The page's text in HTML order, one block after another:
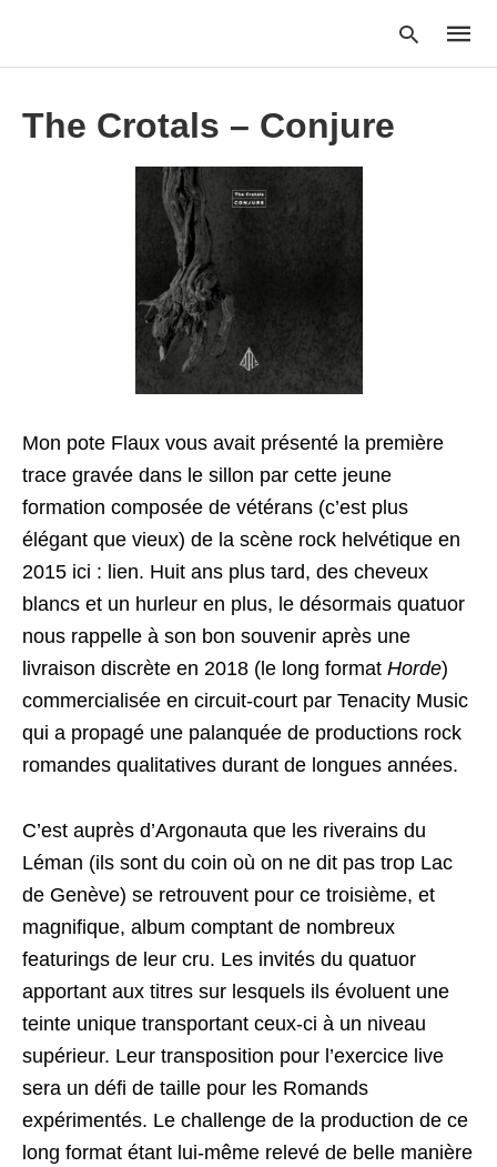
The Crotals – Conjure
Mon pote Flaux vous avait présenté la première
trace gravée dans le sillon par cette jeune
formation composée de vétérans (c’est plus
élégant que vieux) de la scène rock helvétique en
2015 ici : lien. Huit ans plus tard, des cheveux
blancs et un hurleur en plus, le désormais quatuor
nous rappelle à son bon souvenir après une
livraison discrète en 2018 (le long format Horde)
commercialisée en circuit-court par Tenacity Music
qui a propagé une palanquée de productions rock
romandes qualitatives durant de longues années.
C’est auprès d’Argonauta que les riverains du
Léman (ils sont du coin où on ne dit pas trop Lac
de Genève) se retrouvent pour ce troisième, et
magnifique, album comptant de nombreux
featurings de leur cru. Les invités du quatuor
apportant aux titres sur lesquels ils évoluent une
teinte unique transportant ceux-ci à un niveau
supérieur. Leur transposition pour l’exercice live
sera un défi de taille pour les Romands
expérimentés. Le challenge de la production de ce
long format étant lui-même relevé de belle manière